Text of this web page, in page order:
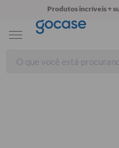
Produtos incríveis +